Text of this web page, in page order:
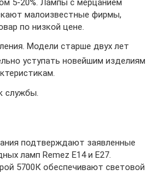
малоизвестные фирмы,
по низкой цене.
Модели старше двух лет
уступать новейшим изделиям
службы.
подтверждают заявленные
ламп Remez Е14 и Е27.
5700К обеспечивают световой